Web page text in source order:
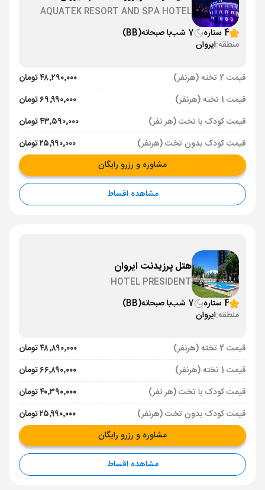
AQUATEK RESORT AND SPA HOTEL
4 ستاره 7 شب با صبحانه(BB)
منطقه:ایروان
قیمت 2 تخته (هرنفر)
۴۸٬۲۹۰٬۰۰۰ تومان
قیمت 1 تخته (هرنفر)
۶۹٬۹۹۰٬۰۰۰ تومان
قیمت کودک با تخت (هر نفر)
۴۳٬۵۹۰٬۰۰۰ تومان
قیمت کودک بدون تخت (هرنفر)
۲۵٬۹۹۰٬۰۰۰ تومان
مشاوره و رزرو رایگان
مشاهده اقساط
هتل پرزیدنت ایروان
HOTEL PRESIDENT
4 ستاره
7 شب با صبحانه(BB)
منطقه:ایروان
قیمت 2 تخته (هرنفر)
۴۸٬۸۹۰٬۰۰۰ تومان
قیمت 1 تخته (هرنفر)
۶۶٬۸۹۰٬۰۰۰ تومان
قیمت کودک با تخت (هر نفر)
۴۰٬۳۹۰٬۰۰۰ تومان
قیمت کودک بدون تخت (هرنفر)
۲۵٬۹۹۰٬۰۰۰ تومان
مشاوره و رزرو رایگان
مشاهده اقساط